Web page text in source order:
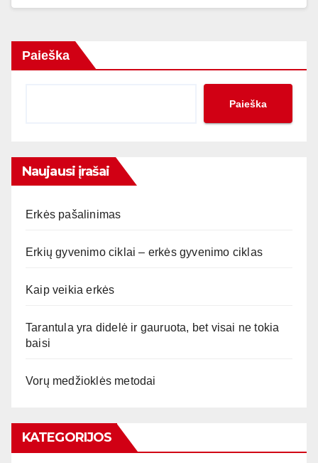
Paieška
Paieška
Naujausi įrašai
Erkės pašalinimas
Erkių gyvenimo ciklai – erkės gyvenimo ciklas
Kaip veikia erkės
Tarantula yra didelė ir gauruota, bet visai ne tokia
baisi
Vorų medžioklės metodai
KATEGORIJOS